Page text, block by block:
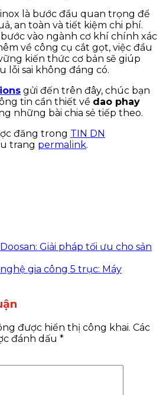
là bước đầu quan trọng để
an toàn và tiết kiệm chi phí.
vào ngành cơ khí chính xác
về công cụ cắt gọt, việc đầu
kiến thức cơ bản sẽ giúp
lỗi sai không đáng có.
gửi đến trên đây, chúc bạn
tin cần thiết về dao phay
những bài chia sẻ tiếp theo.
đăng trong TIN DN
trang permalink.
Giải pháp tối ưu cho sản
gia công 5 trục: Máy
được hiển thị công khai. Các
đánh dấu *